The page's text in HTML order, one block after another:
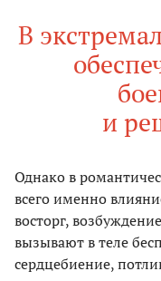
В
и
Однако в
всего именно
восторг,
вызывают в теле
сердцебиение,